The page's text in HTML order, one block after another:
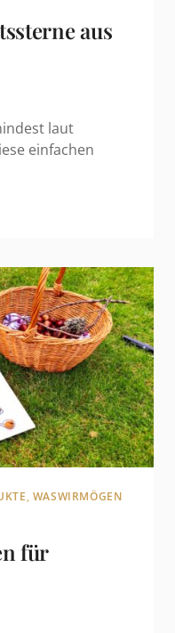
aus
laut
einfachen
, WASWIRMÖGEN
für